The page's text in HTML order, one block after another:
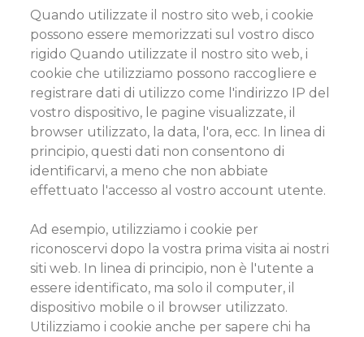
Quando utilizzate il nostro sito web, i cookie
possono essere memorizzati sul vostro disco
rigido Quando utilizzate il nostro sito web, i
cookie che utilizziamo possono raccogliere e
registrare dati di utilizzo come l'indirizzo IP del
vostro dispositivo, le pagine visualizzate, il
browser utilizzato, la data, l'ora, ecc. In linea di
principio, questi dati non consentono di
identificarvi, a meno che non abbiate
effettuato l'accesso al vostro account utente.
Ad esempio, utilizziamo i cookie per
riconoscervi dopo la vostra prima visita ai nostri
siti web. In linea di principio, non è l'utente a
essere identificato, ma solo il computer, il
dispositivo mobile o il browser utilizzato.
Utilizziamo i cookie anche per sapere chi ha